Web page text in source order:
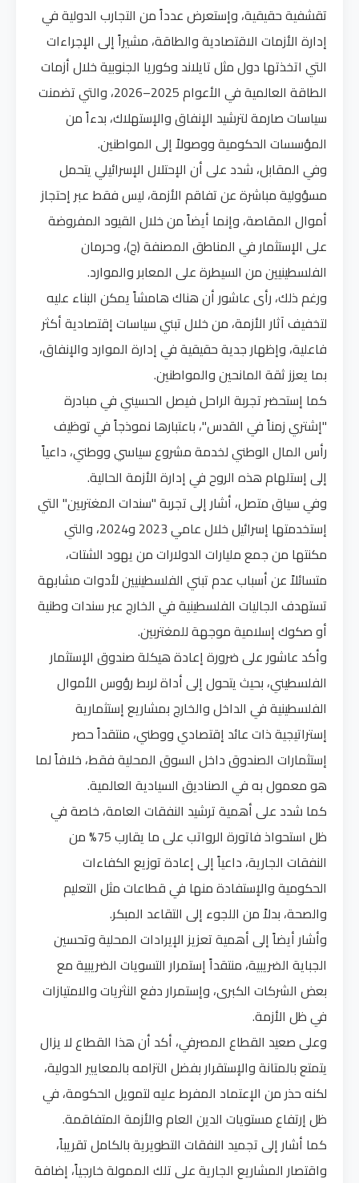
تقشفية حقيقية، وإستعرض عدداً من التجارب الدولية في
إدارة الأزمات الاقتصادية والطاقة، مشيراً إلى الإجراءات
التي اتخذتها دول مثل تايلاند وكوريا الجنوبية خلال أزمات
الطاقة العالمية في الأعوام 2025–2026، والتي تضمنت
سياسات صارمة لترشيد الإنفاق والإستهلاك، بدءاً من
المؤسسات الحكومية ووصولاً إلى المواطنين.
وفي المقابل، شدد على أن الإحتلال الإسرائيلي يتحمل
مسؤولية مباشرة عن تفاقم الأزمة، ليس فقط عبر إحتجاز
أموال المقاصة، وإنما أيضاً من خلال القيود المفروضة
على الإستثمار في المناطق المصنفة (ج)، وحرمان
الفلسطينيين من السيطرة على المعابر والموارد.
ورغم ذلك، رأى عاشور أن هناك هامشاً يمكن البناء عليه
لتخفيف آثار الأزمة، من خلال تبني سياسات إقتصادية أكثر
فاعلية، وإظهار جدية حقيقية في إدارة الموارد والإنفاق،
بما يعزز ثقة المانحين والمواطنين.
كما إستحضر تجربة الراحل فيصل الحسيني في مبادرة
"إشتري زمناً في القدس"، باعتبارها نموذجاً في توظيف
رأس المال الوطني لخدمة مشروع سياسي ووطني، داعياً
إلى إستلهام هذه الروح في إدارة الأزمة الحالية.
وفي سياق متصل، أشار إلى تجربة "سندات المغتربين" التي
إستخدمتها إسرائيل خلال عامي 2023 و2024، والتي
مكنتها من جمع مليارات الدولارات من يهود الشتات،
متسائلاً عن أسباب عدم تبني الفلسطينيين لأدوات مشابهة
تستهدف الجاليات الفلسطينية في الخارج عبر سندات وطنية
أو صكوك إسلامية موجهة للمغتربين.
وأكد عاشور على ضرورة إعادة هيكلة صندوق الإستثمار
الفلسطيني، بحيث يتحول إلى أداة لربط رؤوس الأموال
الفلسطينية في الداخل والخارج بمشاريع إستثمارية
إستراتيجية ذات عائد إقتصادي ووطني، منتقداً حصر
إستثمارات الصندوق داخل السوق المحلية فقط، خلافاً لما
هو معمول به في الصناديق السيادية العالمية.
كما شدد على أهمية ترشيد النفقات العامة، خاصة في
ظل استحواذ فاتورة الرواتب على ما يقارب 75% من
النفقات الجارية، داعياً إلى إعادة توزيع الكفاءات
الحكومية والإستفادة منها في قطاعات مثل التعليم
والصحة، بدلاً من اللجوء إلى التقاعد المبكر.
وأشار أيضاً إلى أهمية تعزيز الإيرادات المحلية وتحسين
الجباية الضريبية، منتقداً إستمرار التسويات الضريبية مع
بعض الشركات الكبرى، وإستمرار دفع النثريات والامتيازات
في ظل الأزمة.
وعلى صعيد القطاع المصرفي، أكد أن هذا القطاع لا يزال
يتمتع بالمتانة والإستقرار بفضل التزامه بالمعايير الدولية،
لكنه حذر من الإعتماد المفرط عليه لتمويل الحكومة، في
ظل إرتفاع مستويات الدين العام والأزمة المتفاقمة.
كما أشار إلى تجميد النفقات التطويرية بالكامل تقريباً،
واقتصار المشاريع الجارية على تلك الممولة خارجياً، إضافة